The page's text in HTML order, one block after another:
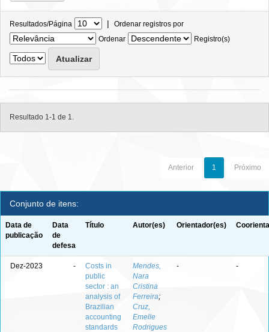
Resultados/Página | Ordenar registros por
Ordenar
Registro(s)
Resultado 1-1 de 1.
Anterior 1 Próximo
Conjunto de itens:
Data de
publicação
Data
de
defesa
Título Autor(es) Orientador(es)
Dez-2023 -
Costs in
public
sector : an
analysis of
Brazilian
accounting
standards
Mendes,
Nara
Cristina
Ferreira;
Cruz,
Emelle
Rodrigues
- -